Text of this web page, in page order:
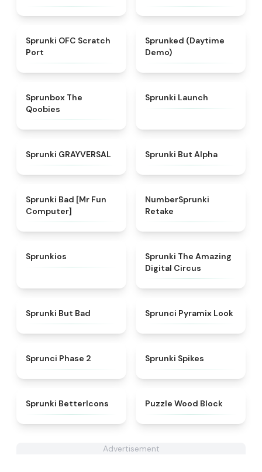
★ 4.7
Sprunki OFC Scratch
Port
Sprunked (Daytime
Demo)
Sprunbox The
Qoobies
Sprunki Launch
★ 4.4
Sprunki GRAYVERSAL Sprunki But Alpha
Sprunki Bad [Mr Fun
Computer]
NumberSprunki
Retake
Sprunkios ★
Sprunki The Amazing
Digital Circus
Sprunki But Bad ★
Sprunci Pyramix Look
Sprunci Phase 2 Sprunki Spikes
Sprunki BetterIcons ★
Puzzle Wood Block
Advertisement